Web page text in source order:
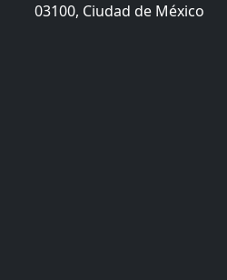
03100, Ciudad de México